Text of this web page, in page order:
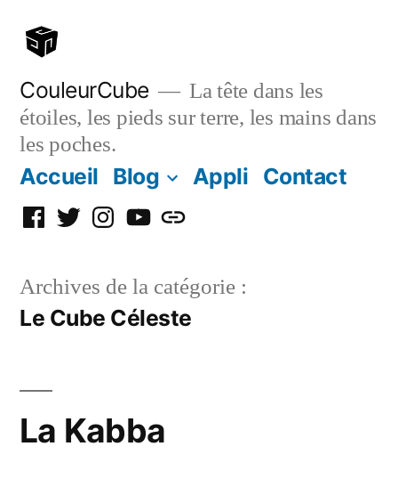
contenu
CouleurCube
La tête dans les
étoiles, les pieds sur terre, les mains dans
les poches.
Accueil Blog Appli Contact
Facebook
TwitterInstagram
YouTubeSimplybook
Archives de la catégorie :
Le Cube Céleste
La Kabba